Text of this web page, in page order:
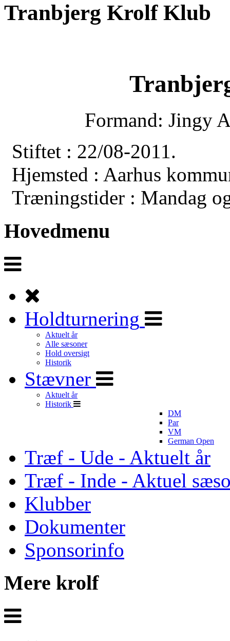
Tranbjerg Krolf Klub
Formand: Jingy
Stiftet : 22/08-2011.
Hjemsted : Aarhus
Træningstider : Mandag
Hovedmenu
Holdturnering
Aktuelt år
Alle sæsoner
Hold oversigt
Historik
Stævner
Aktuelt år
Historik
DM
Par
VM
German Open
Træf - Ude - Aktuelt år
Træf - Inde - Aktuel
Klubber
Dokumenter
Sponsorinfo
Mere krolf